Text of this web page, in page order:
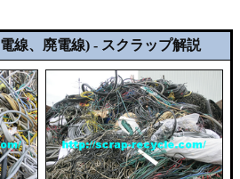
線、廃電線) - スクラップ解説